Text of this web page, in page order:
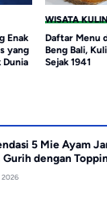
Mak
WISATA
Legendaris di
Topping
5 Mie Ayam
Gurih dengan
2026